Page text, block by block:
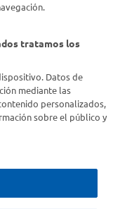
ENVIAR
tratamos los
Datos de
mediante las
personalizados,
sobre el público y